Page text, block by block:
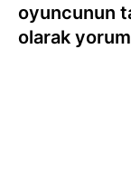
oyuncunun
olarak